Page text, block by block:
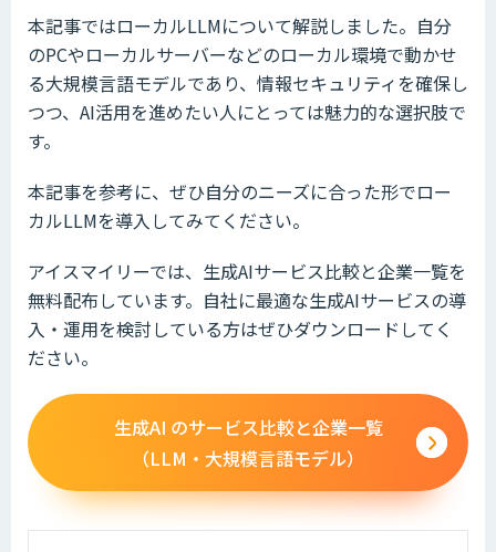
本記事ではローカルLLMについて解説しました。自分
のPCやローカルサーバーなどのローカル環境で動かせ
る大規模言語モデルであり、情報セキュリティを確保し
つつ、AI活用を進めたい人にとっては魅力的な選択肢で
す。
本記事を参考に、ぜひ自分のニーズに合った形でロー
カルLLMを導入してみてください。
アイスマイリーでは、生成AIサービス比較と企業一覧を
無料配布しています。自社に最適な生成AIサービスの導
入・運用を検討している方はぜひダウンロードしてく
ださい。
生成AI のサービス比較と企業一覧
（LLM・大規模言語モデル）